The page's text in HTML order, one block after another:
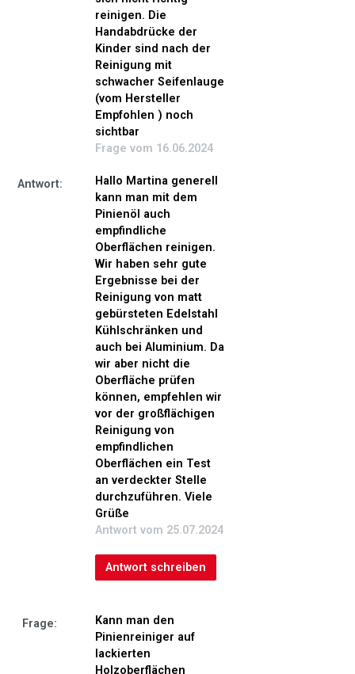
Erscheinungsbild, während viele andere Oberflächen
streifenfrei sauber und frisch wirken.
Diese besondere Kombination aus Reinigungskraft,
Pflegewirkung, Materialschonung und natürlichem Duft macht
den Pastaclean Pinienöl Reiniger für viele Kunden seit Jahren
zu einem festen Bestandteil im Haushalt.
Nicht ohne Grund wurden bereits viele tausend Liter dieses
beliebten Klassikers verkauft. Die „Pinie“ zählt seit Jahren zu
den bekanntesten und beliebtesten Pastaclean Produkten.
Anwendung
Für die tägliche Reinigung
10–15 ml Konzentrat in die Mischflasche geben
Mit Wasser auffüllen
Oberfläche einsprühen
Kurz einwirken lassen
Mit einem Tuch reinigen
Bei Bedarf mit klarem Wasser nachwischen
Bei stärkeren Verschmutzungen
Mischungsverhältnis bis 1:10
Bei Bedarf pur anwendbar
Kurz einwirken lassen
Anschließend gründlich abwischen
Als Bodenreiniger und Wischpflege
25 ml Konzentrat auf 5 Liter Wasser geben
Holz, Parkett und Laminat nebelfeucht wischen
Für die regelmäßige Pflege und Reinigung geeignet
Bei empfindlichen Materialien die Verträglichkeit vor der
1 x Pastaclean Pinienöl Reiniger Konzentrat
Inhalt: 1,5 Liter
1 x Mischflasche
1 x Messbecher
reinigen. Die
Handabdrücke der
Kinder sind nach der
Reinigung mit
schwacher Seifenlauge
(vom Hersteller
Empfohlen ) noch
sichtbar
Frage vom 16.06.2024
Antwort:
Hallo Martina generell
kann man mit dem
Pinienöl auch
empfindliche
Oberflächen reinigen.
Wir haben sehr gute
Ergebnisse bei der
Reinigung von matt
gebürsteten Edelstahl
Kühlschränken und
auch bei Aluminium. Da
wir aber nicht die
Oberfläche prüfen
können, empfehlen wir
vor der großflächigen
Reinigung von
empfindlichen
Oberflächen ein Test
an verdeckter Stelle
durchzuführen. Viele
Grüße
Antwort vom 25.07.2024
Antwort schreiben
Frage:
Kann man den
Pinienreiniger auf
lackierten
Holzoberflächen